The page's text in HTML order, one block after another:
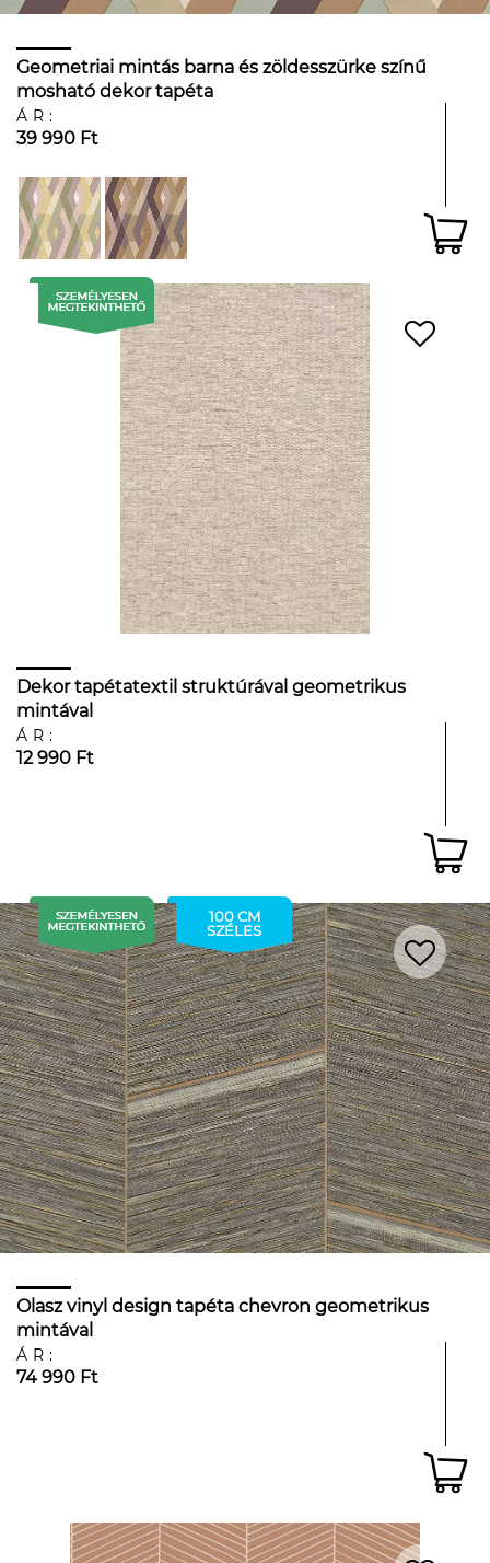
Geometriai mintás barna és zöldesszürke színű
mosható dekor tapéta
ÁR:
39 990 Ft
Dekor tapétatextil struktúrával geometrikus
mintával
ÁR:
12 990 Ft
100 CM
SZÉLES
Olasz vinyl design tapéta chevron geometrikus
mintával
ÁR:
74 990 Ft